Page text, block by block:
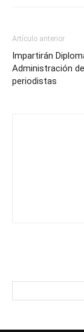
Artículo anterior
Impartirán
Administración
periodistas